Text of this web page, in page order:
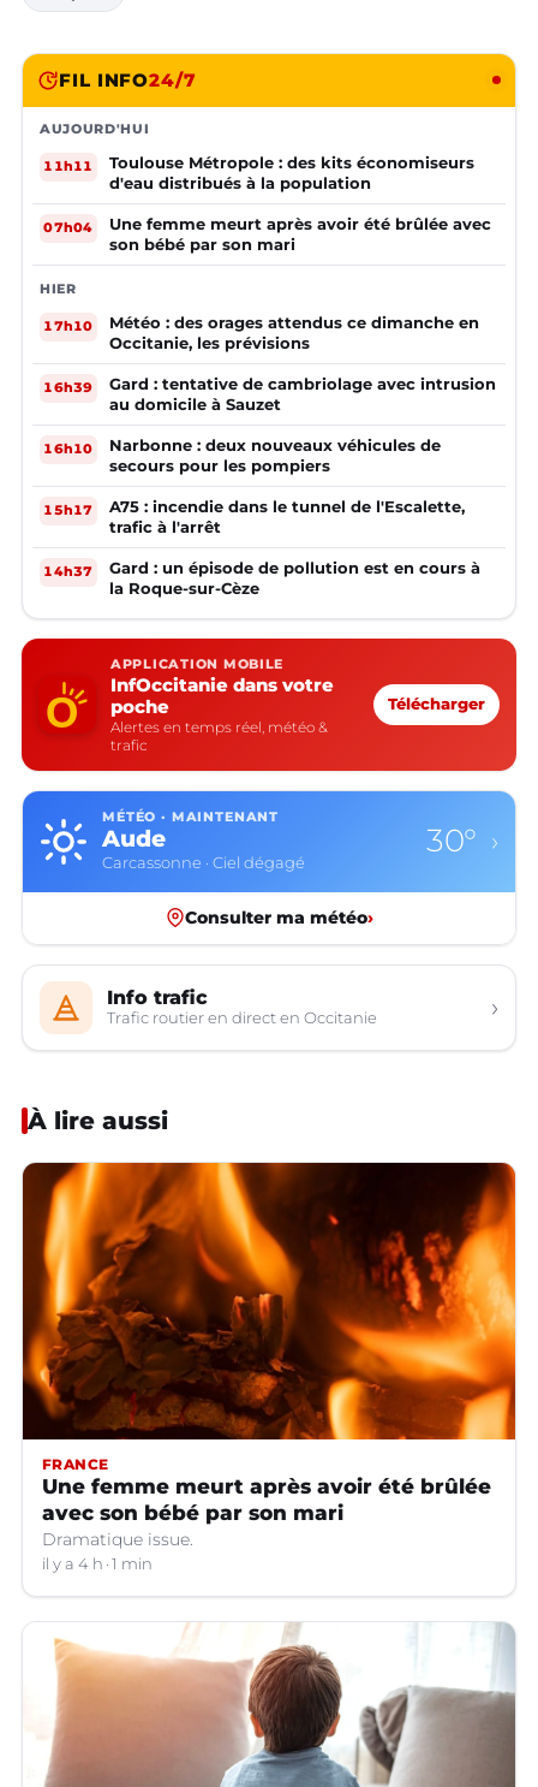
FIL INFO24/7
AUJOURD'HUI
11h11
Toulouse Métropole : des kits économiseurs
d'eau distribués à la population
07h04
Une femme meurt après avoir été brûlée avec
son bébé par son mari
HIER
17h10
Météo : des orages attendus ce dimanche en
Occitanie, les prévisions
16h39
Gard : tentative de cambriolage avec intrusion
au domicile à Sauzet
16h10
Narbonne : deux nouveaux véhicules de
secours pour les pompiers
15h17
A75 : incendie dans le tunnel de l'Escalette,
trafic à l'arrêt
14h37
Gard : un épisode de pollution est en cours à
la Roque-sur-Cèze
APPLICATION MOBILE
InfOccitanie dans votre
poche
Alertes en temps réel, météo &
trafic
Télécharger
MÉTÉO · MAINTENANT
Aude
Carcassonne · Ciel dégagé
30° ›
Consulter ma météo›
Info trafic
Trafic routier en direct en Occitanie ›
À lire aussi
FRANCE
Une femme meurt après avoir été brûlée
avec son bébé par son mari
Dramatique issue.
il y a 4 h 1 min